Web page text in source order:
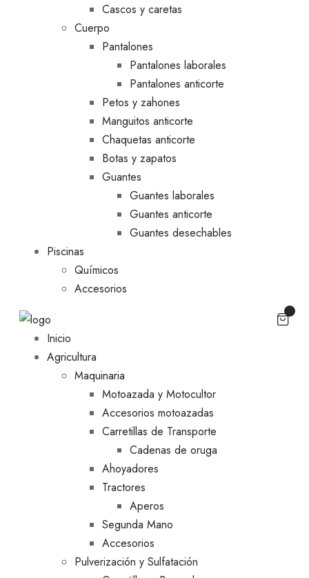
Cascos y caretas
Cuerpo
Pantalones
Pantalones laborales
Pantalones anticorte
Petos y zahones
Manguitos anticorte
Chaquetas anticorte
Botas y zapatos
Guantes
Guantes laborales
Guantes anticorte
Guantes desechables
Piscinas
Químicos
Accesorios
Inicio
Agricultura
Maquinaria
Motoazada y Motocultor
Accesorios motoazadas
Carretillas de Transporte
Cadenas de oruga
Ahoyadores
Tractores
Aperos
Segunda Mano
Accesorios
Pulverización y Sulfatación